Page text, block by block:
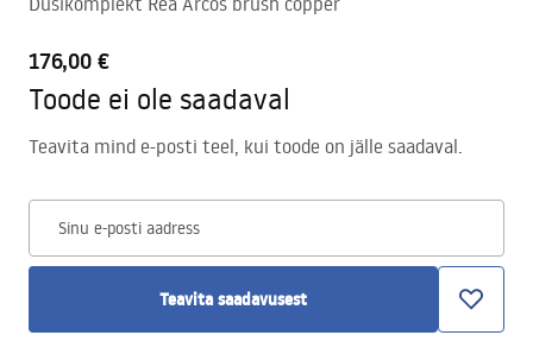
176,00 €
Toode ei ole saadaval
Teavita mind e-posti teel, kui toode on jälle saadaval.
Sinu e-posti aadress
Teavita saadavusest